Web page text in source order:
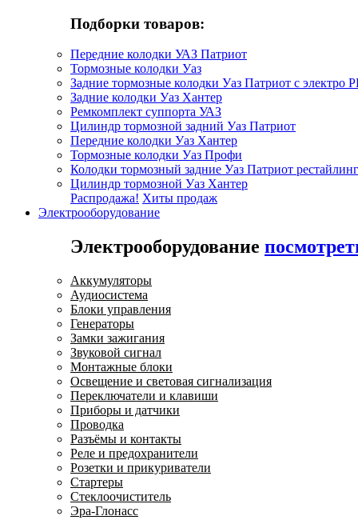
Подборки товаров:
Передние колодки УАЗ Патриот
Тормозные колодки Уаз
Задние тормозные колодки Уаз Патриот с электро
Задние колодки Уаз Хантер
Ремкомплект суппорта УАЗ
Цилиндр тормозной задний Уаз Патриот
Передние колодки Уаз Хантер
Тормозные колодки Уаз Профи
Колодки тормозный задние Уаз Патриот
Цилиндр тормозной Уаз Хантер
Распродажа! Хиты продаж
Электрооборудование
Электрооборудование
Аккумуляторы
Аудиосистема
Блоки управления
Генераторы
Замки зажигания
Звуковой сигнал
Монтажные блоки
Освещение и световая сигнализация
Переключатели и клавиши
Приборы и датчики
Проводка
Разъёмы и контакты
Реле и предохранители
Розетки и прикуриватели
Стартеры
Стеклоочиститель
Эра-Глонасс